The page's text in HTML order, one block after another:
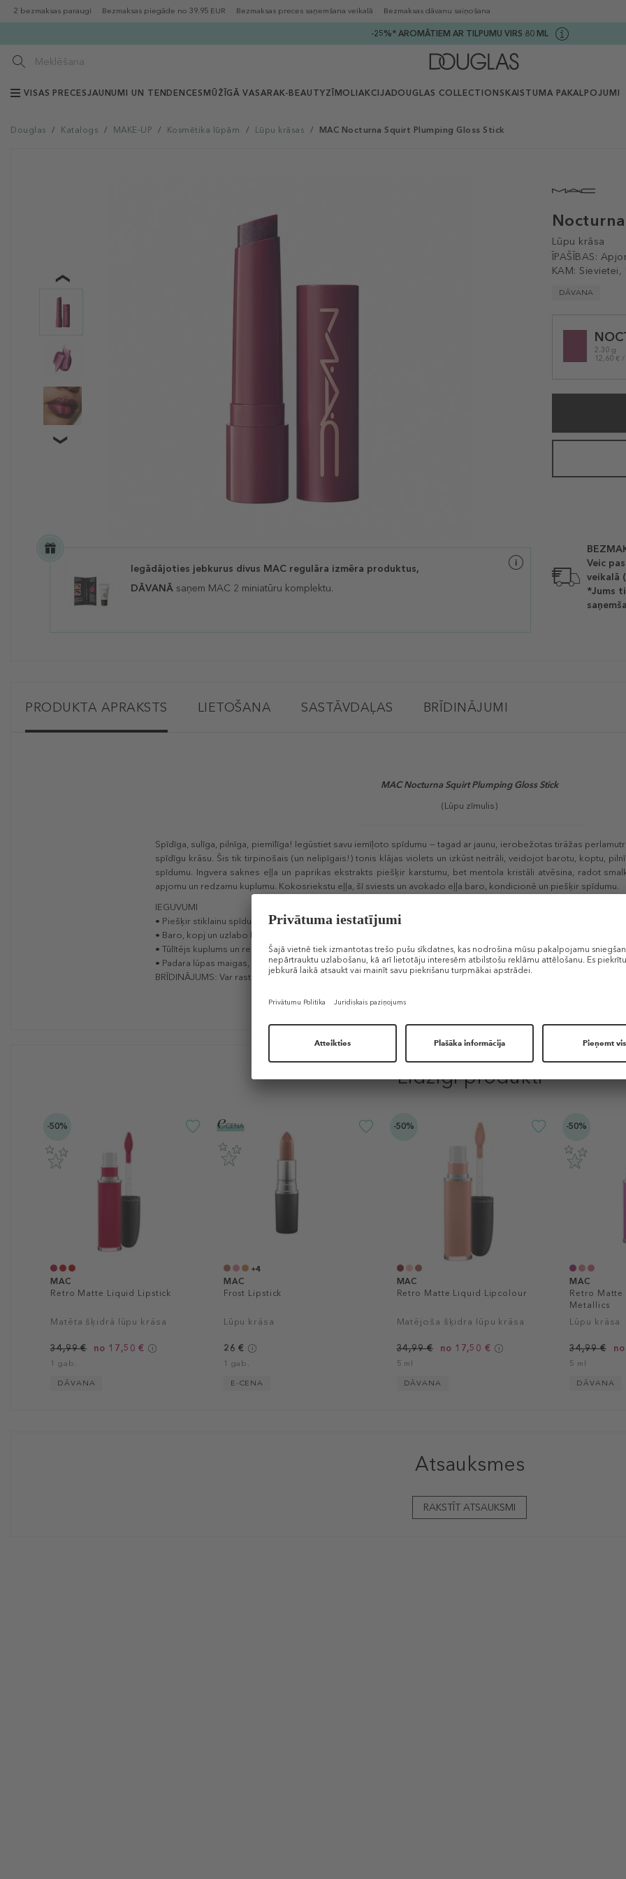
2 bezmaksas paraugi Bezmaksas piegāde no 39.95 EUR Bezmaksas preces saņemšana veikalā Bezmaksas dāvanu saiņošana
-25%* AROMĀTIEM AR TILPUMU VIRS 80 ML
VISAS PRECESJAUNUMI UN TENDENCES MŪŽĪGĀ VASARAK-BEAUTYZĪMOLIAKCIJADOUGLAS COLLECTION SKAISTUMA PAKALPOJUMI
Douglas / Katalogs / MAKE-UP / Kosmētika lūpām / Lūpu krāsas / MAC Nocturna Squirt Plumping Gloss Stick
Lūpu krāsa
ĪPAŠĪBAS:
KAM: Sievietei,
DĀVANA
variation
2.30 g
12,60 €
Veic
veikalā
*Jums
Iegādājoties jebkurus divus MAC regulāra izmēra produktus,
DĀVANĀ saņem MAC 2 miniatūru komplektu.
PRODUKTA APRAKSTS LIETOŠANA SASTĀVDAĻAS BRĪDINĀJUMI
MAC Nocturna Squirt Plumping Gloss Stick
(Lūpu zīmulis)
Spīdīga, sulīga, pilnīga, piemīlīga! Iegūstiet savu iemīļoto spīdumu — tagad ar jaunu, ierobežotas tirāžas
spīdīgu krāsu. Šis tik tirpinošais (un nelipīgais!) tonis klājas violets un izkūst neitrāli, veidojot barotu, koptu,
spīdumu. Ingvera saknes eļļa un paprikas ekstrakts piešķir karstumu, bet mentola kristāli atvēsina, radot
apjomu un redzamu kuplumu. Kokosriekstu eļļa, šī sviests un avokado eļļa baro, kondicionē un piešķir spīdumu.
IEGUVUMI
• Piešķir stiklainu spīdumu
• Baro, kopj un uzlabo lūpu izskatu
• Tūlītējs kuplums un redzams apjoms ar smalku tirpšanas sajūtu
• Padara lūpas maigas, gludas un veselīgas
BRĪDINĀJUMS: Var rasties tirpšana. Ja rodas diskomforta sajūta, pārtrauciet lietošanu. Sargāt no bērniem.
Līdzīgi produkti
-50%
MAC
Retro Matte Liquid Lipstick
Matēta šķidrā lūpu krāsa
34,99 € no 17,50 €
1 gab.
DĀVANA
+4
MAC
Frost Lipstick
Lūpu krāsa
26 €
1 gab.
E-CENA
-50%
MAC
Retro Matte Liquid Lipcolour
Matējoša šķidra lūpu krāsa
34,99 € no 17,50 €
5 ml
DĀVANA
-50%
MAC
Retro
Metallics
Lūpu krāsa
34,99 €
5 ml
DĀVANA
Atsauksmes
RAKSTĪT ATSAUKSMI